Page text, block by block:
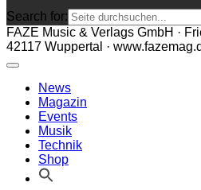
Search for:
FAZE Music & Verlags GmbH ·
42117 Wuppertal ·
News
Magazin
Events
Musik
Technik
Shop